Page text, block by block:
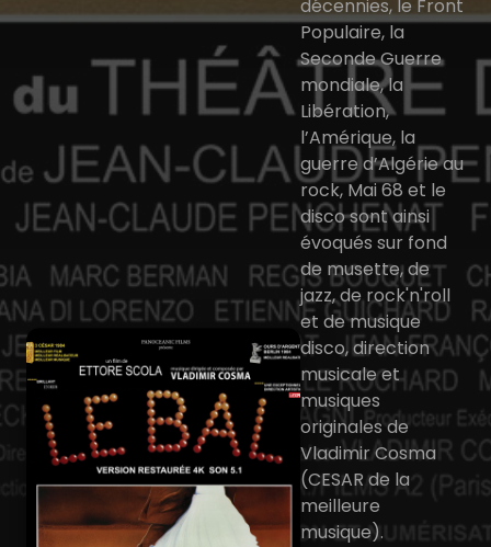
décennies, le Front
Populaire, la
Seconde Guerre
mondiale, la
Libération,
l’Amérique, la
guerre d’Algérie au
rock, Mai 68 et le
disco sont ainsi
évoqués sur fond
de musette, de
jazz, de rock'n'roll
et de musique
disco, direction
musicale et
musiques
originales de
Vladimir Cosma
(CESAR de la
meilleure
musique).